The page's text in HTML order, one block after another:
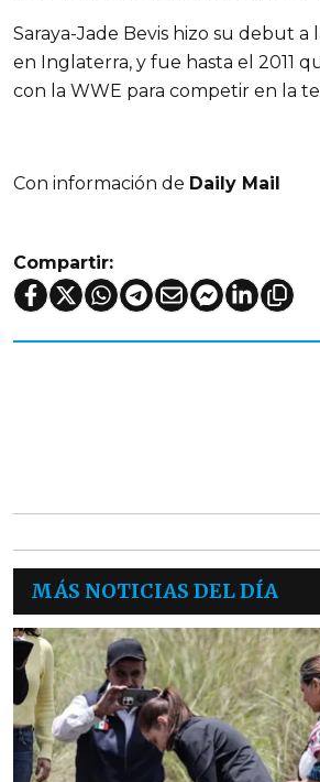
Saraya-Jade Bevis hizo su debut a
en Inglaterra, y fue hasta el 2011
con la WWE para competir en la
Con información de Daily Mail
Compartir:
MÁS NOTICIAS DEL DÍA